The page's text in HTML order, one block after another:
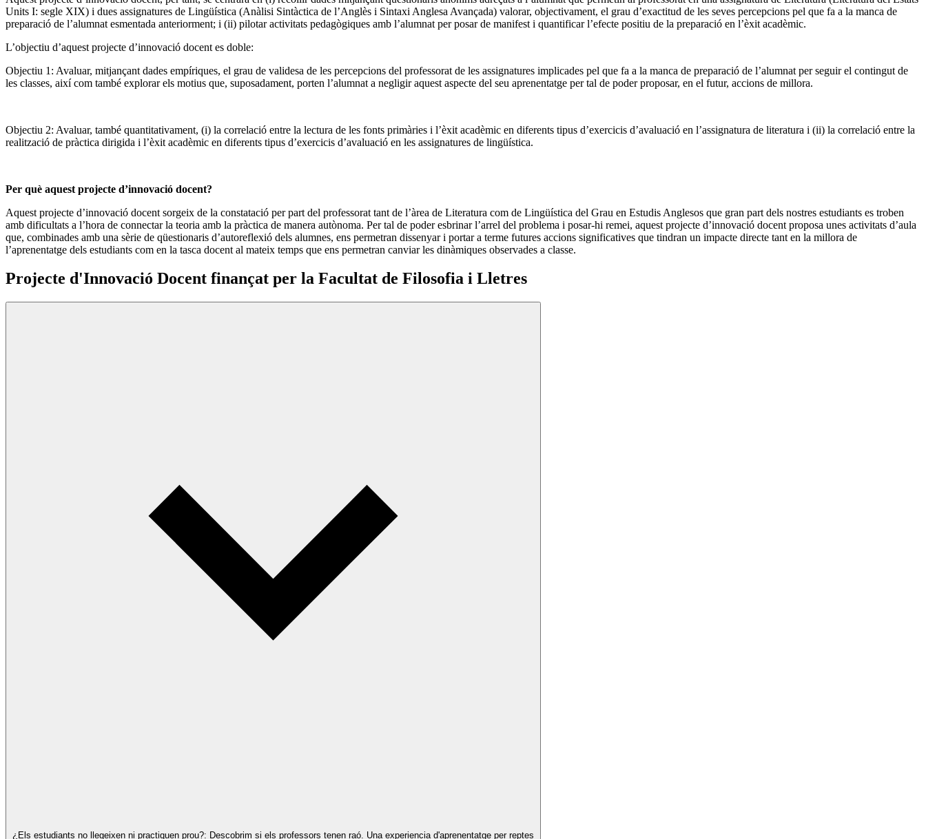
Units I: segle XIX) i dues assignatures de Lingüística (Anàlisi Sintàctica de l’Anglès i Sintaxi Anglesa Avançada) valorar, objectivament, el grau d’exactitud de les seves percepcions pel que fa a la manca de
preparació de l’alumnat esmentada anteriorment; i (ii) pilotar activitats pedagògiques amb l’alumnat per posar de manifest i quantificar l’efecte positiu de la preparació en l’èxit acadèmic.
L’objectiu d’aquest projecte d’innovació docent es doble:
Objectiu 1: Avaluar, mitjançant dades empíriques, el grau de validesa de les percepcions del professorat de les assignatures implicades pel que fa a la manca de preparació de l’alumnat per seguir el contingut de
les classes, així com també explorar els motius que, suposadament, porten l’alumnat a negligir aquest aspecte del seu aprenentatge per tal de poder proposar, en el futur, accions de millora.
Objectiu 2: Avaluar, també quantitativament, (i) la correlació entre la lectura de les fonts primàries i l’èxit acadèmic en diferents tipus d’exercicis d’avaluació en l’assignatura de literatura i (ii) la correlació entre la
realització de pràctica dirigida i l’èxit acadèmic en diferents tipus d’exercicis d’avaluació en les assignatures de lingüística.
Per què aquest projecte d’innovació docent?
Aquest projecte d’innovació docent sorgeix de la constatació per part del professorat tant de l’àrea de Literatura com de Lingüística del Grau en Estudis Anglesos que gran part dels nostres estudiants es troben
amb dificultats a l’hora de connectar la teoria amb la pràctica de manera autònoma. Per tal de poder esbrinar l’arrel del problema i posar-hi remei, aquest projecte d’innovació docent proposa unes activitats d’aula
que, combinades amb una sèrie de qüestionaris d’autoreflexió dels alumnes, ens permetran dissenyar i portar a terme futures accions significatives que tindran un impacte directe tant en la millora de
l’aprenentatge dels estudiants com en la tasca docent al mateix temps que ens permetran canviar les dinàmiques observades a classe.
Projecte d'Innovació Docent finançat per la Facultat de Filosofia i Lletres
¿Els estudiants no llegeixen ni practiquen prou?: Descobrim si els professors tenen raó. Una experiencia d'aprenentatge per reptes